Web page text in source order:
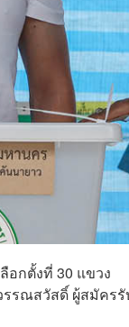
อกตั้งที่ 30 แขวง
รรณสวัสดิ์ ผู้สมัคร